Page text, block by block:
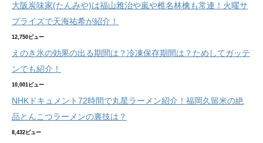
大阪炭味家(たんみや)は福山雅治や嵐や椎名林檎も常連！火曜サ
プライズで天海祐希が紹介！
12,750ビュー
えのき氷の効果の出る期間は？冷凍保存期間は？ためしてガッテ
ンでも紹介！
10,001ビュー
NHKドキュメント72時間で丸星ラーメン紹介！福岡久留米の絶
品とんこつラーメンの裏技は？
8,432ビュー